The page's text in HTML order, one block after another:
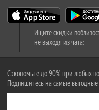
Ищите скидки
не выходя из чата:
Сэкономьте до 90% при любых
Подпишитесь на самые